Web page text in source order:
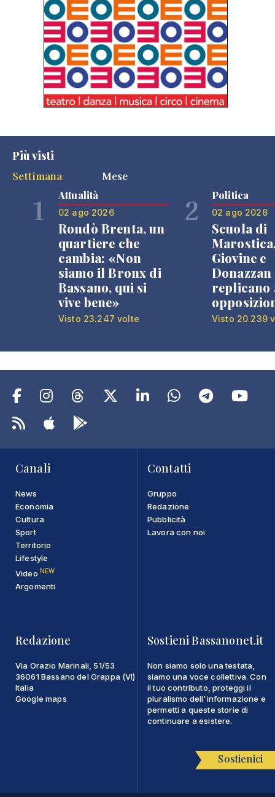
Più visti
Settimana
Mese
1 Attualità
02 ago 2026
Rondò Brenta, un
quartiere che
cambia: «Non
siamo il Bronx di
Bassano, qui si
vive bene»
Visto 23.247 volte
2 Politica
02 ago 2026
Scuola di
Giovine e
Donazzan
replicano
Visto 20.239
Canali
News
Economia
Cultura
Sport
Territorio
Lifestyle
Video NEW
Argomenti
Contatti
Gruppo
Redazione
Pubblicità
Lavora con noi
Redazione
Via Orazio Marinali, 51/53
36061 Bassano del Grappa (VI)
Italia
Google maps
Sostieni Bassanonet.it
Non siamo solo una testata,
siamo una voce collettiva. Con
il tuo contributo, proteggi il
pluralismo dell'informazione e
permetti a queste storie di
continuare a esistere.
Sostienici